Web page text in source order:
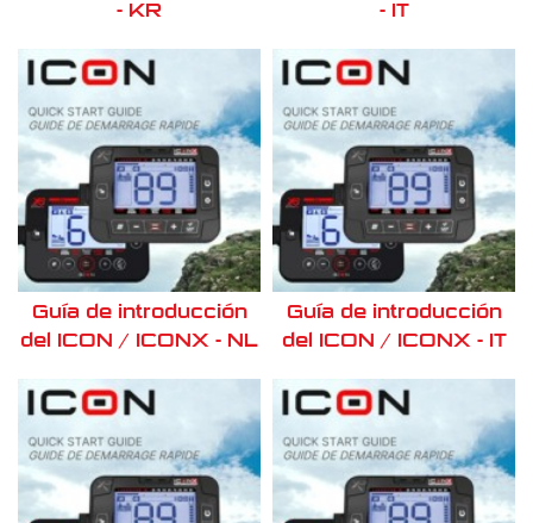
- KR
- IT
Guía de introducción
del ICON / ICONX - NL
Guía de introducción
del ICON / ICONX - IT